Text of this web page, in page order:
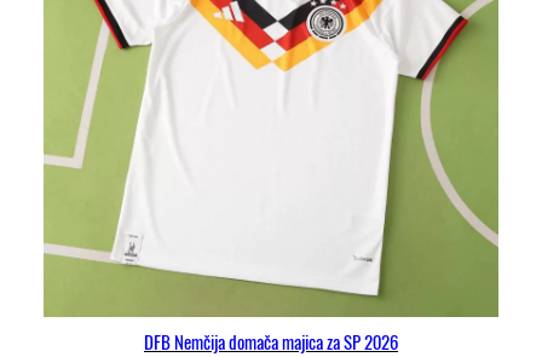
DFB Nemčija domača majica za SP 2026